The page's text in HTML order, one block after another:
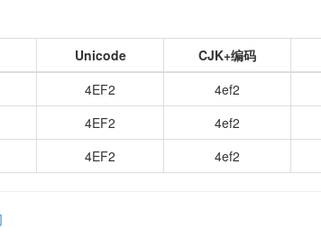
Unicode CJK+编码
4EF2 4ef2
4EF2 4ef2
4EF2 4ef2